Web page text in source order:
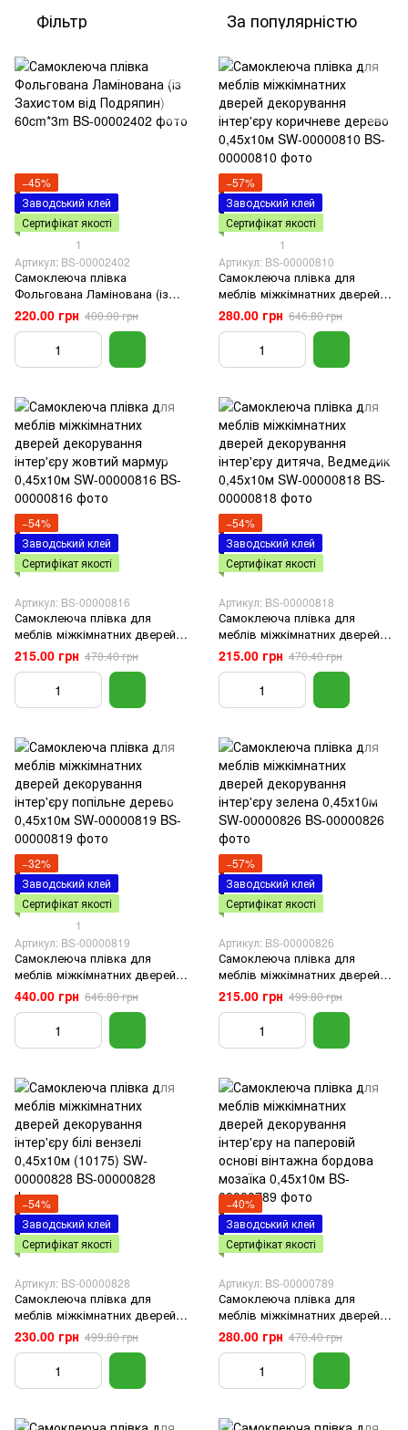
Фільтр За популярністю
−45%
Заводський клей
Сертифікат якості
1
Артикул: BS-00002402
Самоклеюча плівка
Фольгована Ламінована (із
Захистом від Подряпин)
60cm*3m
220.00 грн 400.00 грн
−57%
Заводський клей
Сертифікат якості
1
Артикул: BS-00000810
Самоклеюча плівка для
меблів міжкімнатних дверей
декорування інтер'єру
коричневе дерево 0,45х10м
SW-00000810
280.00 грн 646.80 грн
−54%
Заводський клей
Сертифікат якості
Артикул: BS-00000816
Самоклеюча плівка для
меблів міжкімнатних дверей
декорування інтер'єру жовтий
мармур 0,45х10м SW-00000816
215.00 грн 470.40 грн
−54%
Заводський клей
Сертифікат якості
Артикул: BS-00000818
Самоклеюча плівка для
меблів міжкімнатних дверей
декорування інтер'єру дитяча,
Ведмедик 0,45х10м SW-
00000818
215.00 грн 470.40 грн
−32%
Заводський клей
Сертифікат якості
1
Артикул: BS-00000819
Самоклеюча плівка для
меблів міжкімнатних дверей
декорування інтер'єру
попільне дерево 0,45х10м SW-
00000819
440.00 грн 646.80 грн
−57%
Заводський клей
Сертифікат якості
Артикул: BS-00000826
Самоклеюча плівка для
меблів міжкімнатних дверей
декорування інтер'єру зелена
0,45х10м SW-00000826
215.00 грн 499.80 грн
−54%
Заводський клей
Сертифікат якості
Артикул: BS-00000828
Самоклеюча плівка для
меблів міжкімнатних дверей
декорування інтер'єру білі
вензелі 0,45х10м (10175) SW-
00000828
230.00 грн 499.80 грн
−40%
Заводський клей
Сертифікат якості
Артикул: BS-00000789
Самоклеюча плівка для
меблів міжкімнатних дверей
декорування інтер'єру на
паперовій основі вінтажна
бордова мозаїка 0,45х10м
280.00 грн 470.40 грн